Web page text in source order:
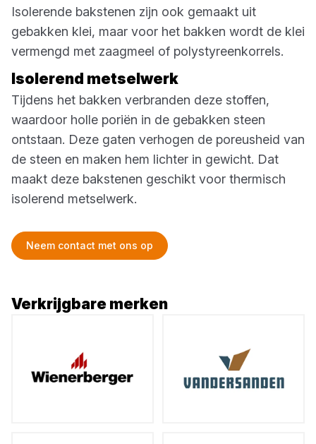
Isolerende bakstenen zijn ook gemaakt uit
gebakken klei, maar voor het bakken wordt de klei
vermengd met zaagmeel of polystyreenkorrels.
Isolerend metselwerk
Tijdens het bakken verbranden deze stoffen,
waardoor holle poriën in de gebakken steen
ontstaan. Deze gaten verhogen de poreusheid van
de steen en maken hem lichter in gewicht. Dat
maakt deze bakstenen geschikt voor thermisch
isolerend metselwerk.
Neem contact met ons op
Verkrijgbare merken